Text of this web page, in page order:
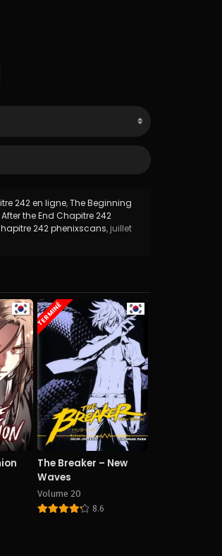
242 en ligne,The Beginning
the End Chapitre 242
242 phenixscans, juillet
TERMINÉ
The Breaker – New
Waves
Volume 20
8.6